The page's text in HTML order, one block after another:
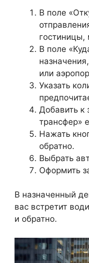
В поле
гостиницы,
В поле
или
Указать
Добавить к
трансфер»
Нажать
обратно.
Выбрать
Оформить
В назначенный
вас встретит
и обратно.